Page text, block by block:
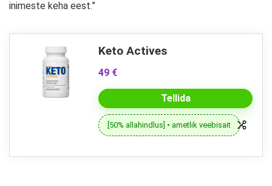
inimeste keha eest.”
Keto Actives
49 €
Tellida
[50% allahindlus] • ametlik veebisait